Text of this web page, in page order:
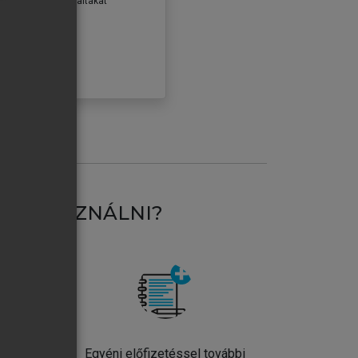
HASZNÁLNI?
Egyéni előfizetéssel további